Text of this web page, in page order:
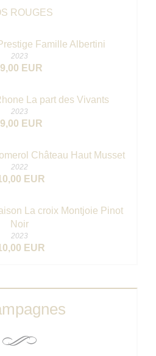
ROUGES
Famille Albertini
2023
9,00 EUR
La part des Vivants
2023
9,00 EUR
Château Haut Musset
2022
EUR
La croix Montjoie Pinot
Noir
2023
EUR